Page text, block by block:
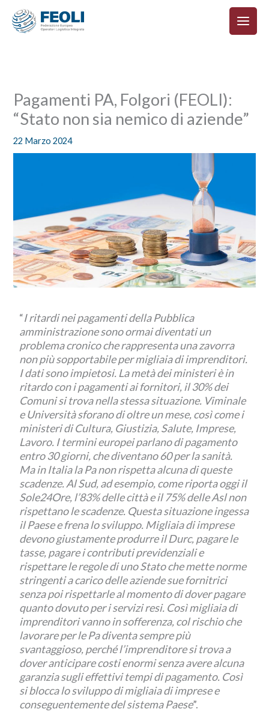
contenuto
Pagamenti PA, Folgori (FEOLI):
“Stato non sia nemico di aziende”
22 Marzo 2024
“I ritardi nei pagamenti della Pubblica
amministrazione sono ormai diventati un
problema cronico che rappresenta una zavorra
non più sopportabile per migliaia di imprenditori.
I dati sono impietosi. La metà dei ministeri è in
ritardo con i pagamenti ai fornitori, il 30% dei
Comuni si trova nella stessa situazione. Viminale
e Università sforano di oltre un mese, così come i
ministeri di Cultura, Giustizia, Salute, Imprese,
Lavoro. I termini europei parlano di pagamento
entro 30 giorni, che diventano 60 per la sanità.
Ma in Italia la Pa non rispetta alcuna di queste
scadenze. Al Sud, ad esempio, come riporta oggi il
Sole24Ore, l’83% delle città e il 75% delle Asl non
rispettano le scadenze. Questa situazione ingessa
il Paese e frena lo sviluppo. Migliaia di imprese
devono giustamente produrre il Durc, pagare le
tasse, pagare i contributi previdenziali e
rispettare le regole di uno Stato che mette norme
stringenti a carico delle aziende sue fornitrici
senza poi rispettarle al momento di dover pagare
quanto dovuto per i servizi resi. Così migliaia di
imprenditori vanno in sofferenza, col rischio che
lavorare per le Pa diventa sempre più
svantaggioso, perché l’imprenditore si trova a
dover anticipare costi enormi senza avere alcuna
garanzia sugli effettivi tempi di pagamento. Così
si blocca lo sviluppo di migliaia di imprese e
conseguentemente del sistema Paese”.